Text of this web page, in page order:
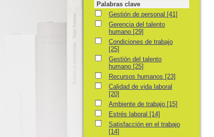
Palabras clave
Gestión de personal
Gestión de personal [41]
Gerencia del talento humano
Gerencia del talento
humano [29]
Condiciones de trabajo
Condiciones de trabajo
[25]
Gestión del talento humano
Gestión del talento
humano [25]
Recursos humanos
Recursos humanos [23]
Calidad de vida laboral
Calidad de vida laboral
[20]
Ambiente de trabajo
Ambiente de trabajo [15]
Estrés laboral
Estrés laboral [14]
Satisfacción en el trabajo
Satisfacción en el trabajo
[14]